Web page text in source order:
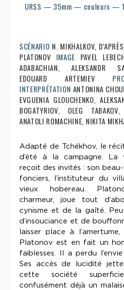
URSS — 35mm — couleurs
SCÉNARIO N. MIKHALKOV,
PLATONOV IMAGE PAVEL
ADABACHIAN, ALEKSANDR
EDOUARD ARTEMIEV
INTERPRÉTATION ANTONINA
EVGUENIA GLOUCHENKO,
BOGATYRIOV, OLEG
ANATOLI ROMACHINE, NIKITA
Adapté de Tchékhov, le
d’été à la campagne. La
reçoit des invités : son
fonciers, l’instituteur du
vieux hobereau.
charmeur, joue tout
cynisme et de la gaîté. Peu
d’insouciance et de
laisser place à l’amertume,
Platonov est en fait un
faiblesses. Il a perdu
Ses accès de lucidité
cette société
confusément déjà un